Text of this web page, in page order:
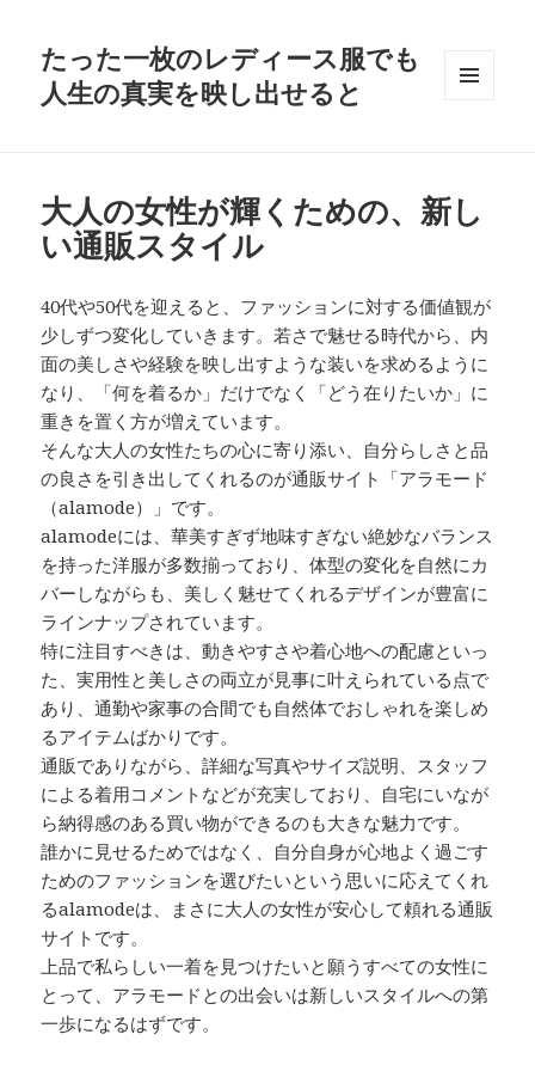
たった一枚のレディース服でも
人生の真実を映し出せると
大人の女性が輝くための、新し
い通販スタイル
40代や50代を迎えると、ファッションに対する価値観が
少しずつ変化していきます。若さで魅せる時代から、内
面の美しさや経験を映し出すような装いを求めるように
なり、「何を着るか」だけでなく「どう在りたいか」に
重きを置く方が増えています。
そんな大人の女性たちの心に寄り添い、自分らしさと品
の良さを引き出してくれるのが通販サイト「アラモード
（alamode）」です。
alamodeには、華美すぎず地味すぎない絶妙なバランス
を持った洋服が多数揃っており、体型の変化を自然にカ
バーしながらも、美しく魅せてくれるデザインが豊富に
ラインナップされています。
特に注目すべきは、動きやすさや着心地への配慮といっ
た、実用性と美しさの両立が見事に叶えられている点で
あり、通勤や家事の合間でも自然体でおしゃれを楽しめ
るアイテムばかりです。
通販でありながら、詳細な写真やサイズ説明、スタッフ
による着用コメントなどが充実しており、自宅にいなが
ら納得感のある買い物ができるのも大きな魅力です。
誰かに見せるためではなく、自分自身が心地よく過ごす
ためのファッションを選びたいという思いに応えてくれ
るalamodeは、まさに大人の女性が安心して頼れる通販
サイトです。
上品で私らしい一着を見つけたいと願うすべての女性に
とって、アラモードとの出会いは新しいスタイルへの第
一歩になるはずです。